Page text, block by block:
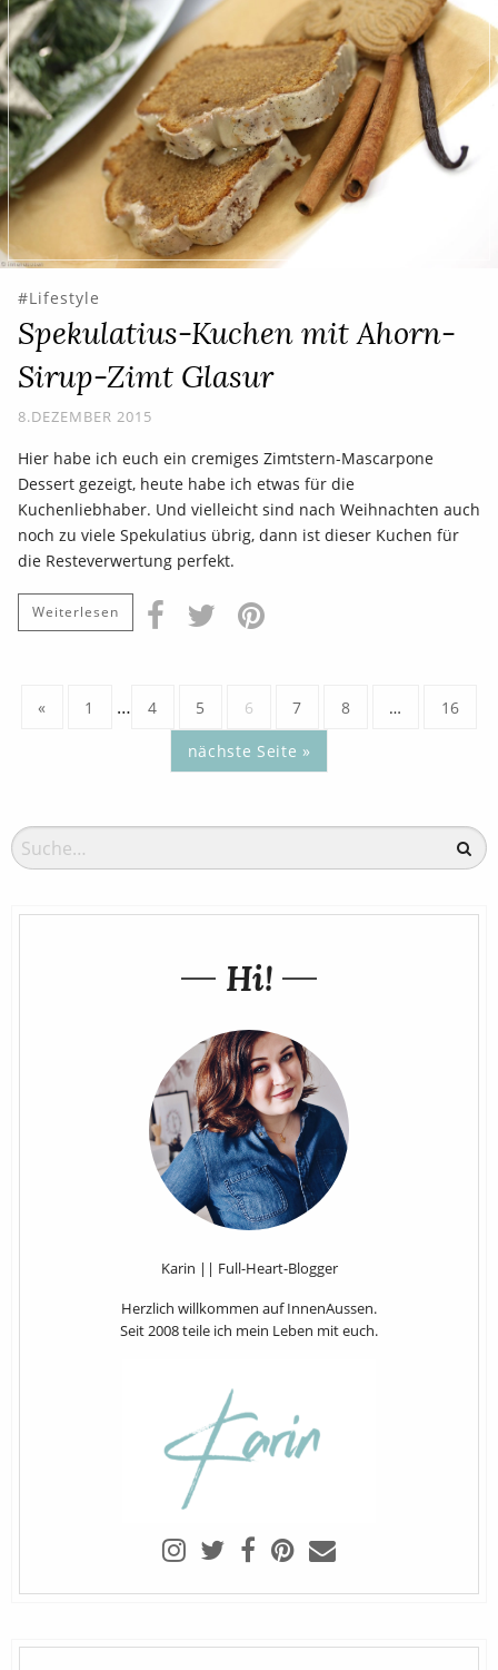
Lifestyle
Spekulatius-Kuchen mit Ahorn-
Sirup-Zimt Glasur
8.DEZEMBER 2015
Hier habe ich euch ein cremiges Zimtstern-Mascarpone
Dessert gezeigt, heute habe ich etwas für die
Kuchenliebhaber. Und vielleicht sind nach Weihnachten auch
noch zu viele Spekulatius übrig, dann ist dieser Kuchen für
die Resteverwertung perfekt.
Weiterlesen
« 1 … 4 5 6 7 8 … 16
nächste Seite »
Hi!
Karin || Full-Heart-Blogger
Herzlich willkommen auf InnenAussen.
Seit 2008 teile ich mein Leben mit euch.